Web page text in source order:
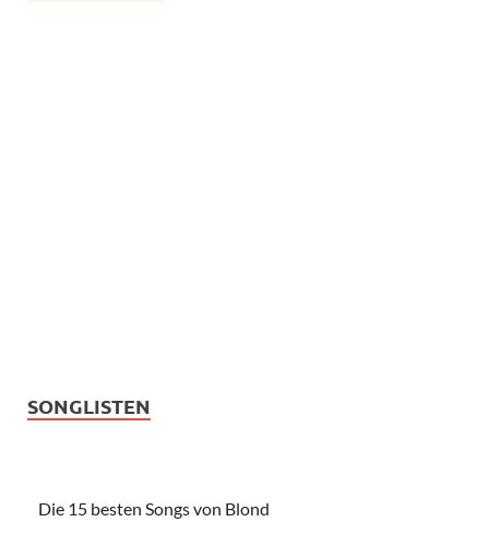
SONGLISTEN
Die 15 besten Songs von Blond